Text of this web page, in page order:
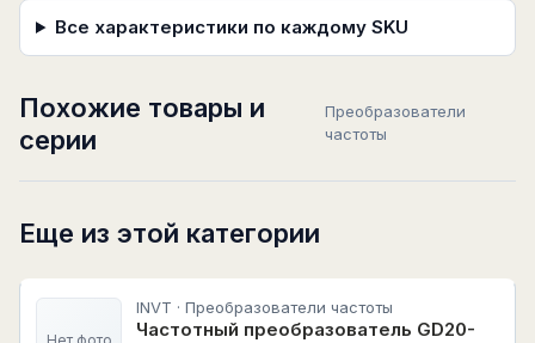
Все характеристики по каждому SKU
Похожие товары и
серии
Преобразователи
частоты
Еще из этой категории
INVT · Преобразователи частоты
Частотный преобразователь GD20-